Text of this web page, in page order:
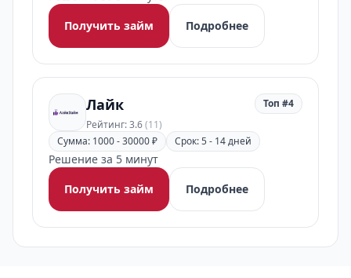
Получить займ
Подробнее
Лайк
Рейтинг: 3.6(11)
Топ #4
Сумма: 1000 - 30000 ₽ Срок: 5 - 14 дней
Решение за 5 минут
Получить займ
Подробнее